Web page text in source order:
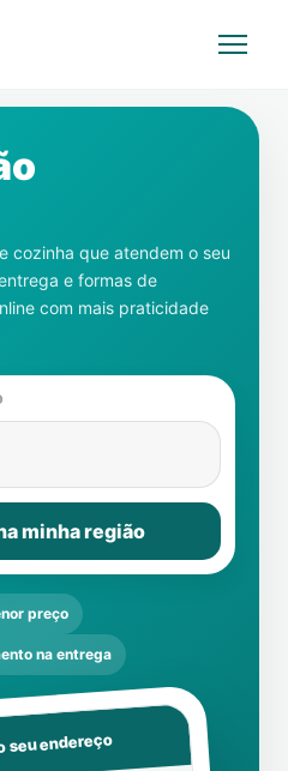
cozinha que atendem o seu
e formas de
com mais praticidade
minha região
preço
na entrega
endereço